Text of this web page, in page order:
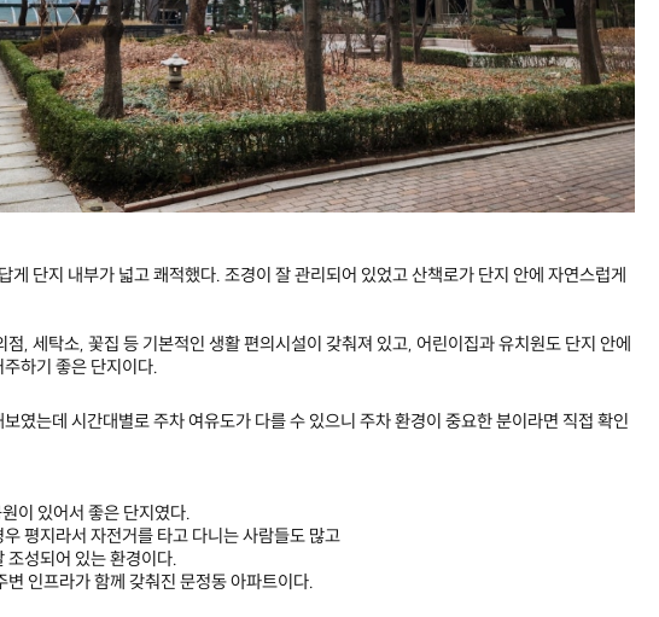
게 단지 내부가 넓고 쾌적했다. 조경이 잘 관리되어 있었고 산책로가 단지 안에 자연스럽게
점, 세탁소, 꽃집 등 기본적인 생활 편의시설이 갖춰져 있고, 어린이집과 유치원도 단지 안에
하기 좋은 단지이다.
였는데 시간대별로 주차 여유도가 다를 수 있으니 주차 환경이 중요한 분이라면 직접 확인
이 있어서 좋은 단지였다.
평지라서 자전거를 타고 다니는 사람들도 많고
조성되어 있는 환경이다.
변 인프라가 함께 갖춰진 문정동 아파트이다.